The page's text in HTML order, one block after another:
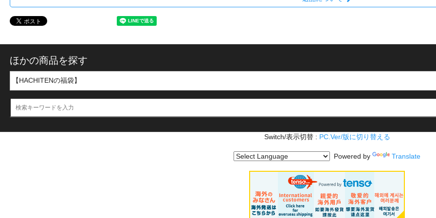
ほかの商品を探す
Switch/表示切替 : PC.Ver/版に切り替える
Powered by Translate